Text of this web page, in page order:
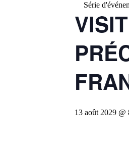
Série
13 août 2029 @